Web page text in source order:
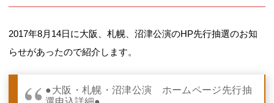
2017年8月14日に大阪、札幌、沼津公演のHP先行抽選のお知
らせがあったので紹介します。
●大阪・札幌・沼津公演 ホームページ先行抽